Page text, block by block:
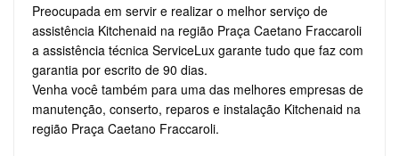
Preocupada em servir e realizar o melhor serviço de
assistência Kitchenaid na região Praça Caetano Fraccaroli
a assistência técnica ServiceLux garante tudo que faz com
garantia por escrito de 90 dias.
Venha você também para uma das melhores empresas de
manutenção, conserto, reparos e instalação Kitchenaid na
região Praça Caetano Fraccaroli.